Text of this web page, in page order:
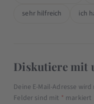
sehr hilfreich
ich
Diskutiere mit
Deine E-Mail-Adresse
Felder sind mit * markiert